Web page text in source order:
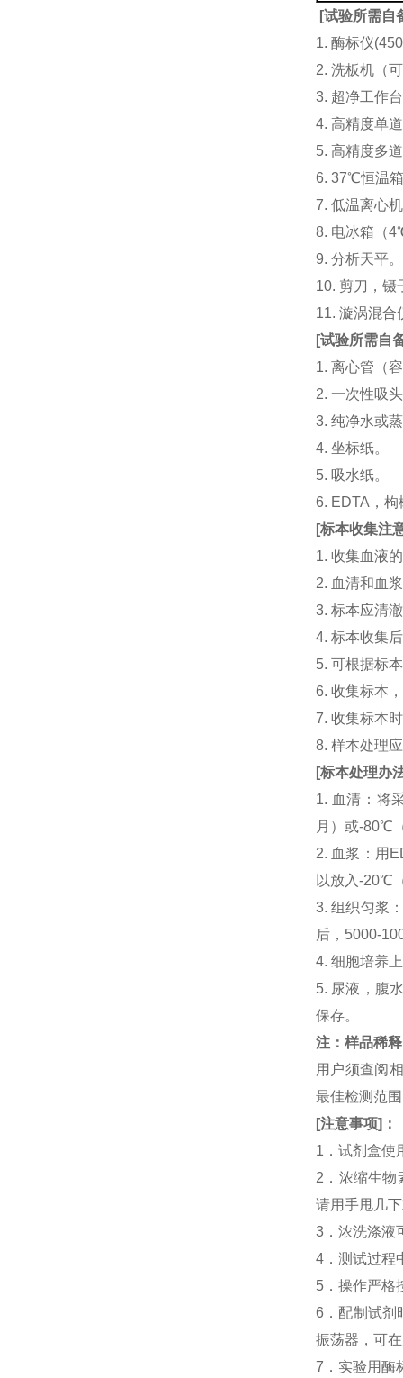
[试验所需自
1. 酶标仪
2. 洗板机（
3. 超净工作
4. 高精度单
5. 高精度多
6. 37℃恒温
7. 低温离心
8. 电冰箱（
9. 分析天平。
10. 剪刀，镊
11. 漩涡混
[试验所需自
1. 离心管（
2. 一次性吸
3. 纯净水或
4. 坐标纸。
5. 吸水纸。
6. EDTA，
[标本收集注
1. 收集血液
2. 血清和血
3. 标本应清
4. 标本收集
5. 可根据标
6. 收集标本
7. 收集标本
8. 样本处理
[标本处理办
1. 血清：将
月）或-80℃
2. 血浆：用
以放入-20℃
3. 组织匀浆
后，5000-
4. 细胞培养
5. 尿液，腹
保存。
注：样品稀
用户须查阅
最佳检测范
[注意事项] ：
1．试剂盒使
2．浓缩生物
请用手甩几
3．浓洗涤液
4．测试过程
5．操作严格
6．配制试剂
振荡器，可
7．实验用酶